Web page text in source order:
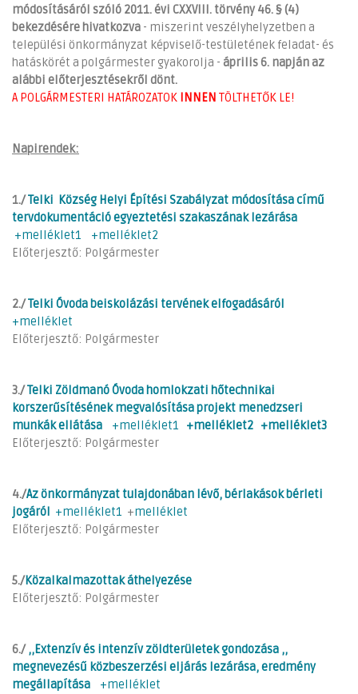
módosításáról szóló 2011. évi CXXVIII. törvény 46. § (4)
bekezdésére hivatkozva - miszerint veszélyhelyzetben a
települési önkormányzat képviselő-testületének feladat- és
hatáskörét a polgármester gyakorolja - április 6. napján az
alábbi előterjesztésekről dönt.
A POLGÁRMESTERI HATÁROZATOK
INNEN TÖLTHETŐK LE!
Napirendek:
1./Telki Község Helyi Építési Szabályzat módosítása című
tervdokumentáció egyeztetési szakaszának lezárása
+melléklet1
+melléklet2
Előterjesztő: Polgármester
2./Telki Óvoda beiskolázási tervének elfogadásáról
+melléklet
Előterjesztő: Polgármester
3./Telki Zöldmanó Óvoda homlokzati hőtechnikai
korszerűsítésének megvalósítása projekt menedzseri
munkák ellátása
+melléklet1 +melléklet2 +melléklet3
Előterjesztő: Polgármester
4./Az önkormányzat tulajdonában lévő, bérlakások bérleti
jogáról
+melléklet1 +melléklet
Előterjesztő: Polgármester
5./Közalkalmazottak áthelyezése
Előterjesztő: Polgármester
6./,,Extenzív és intenzív zöldterületek gondozása ,,
megnevezésű közbeszerzési eljárás lezárása, eredmény
megállapítása
+melléklet